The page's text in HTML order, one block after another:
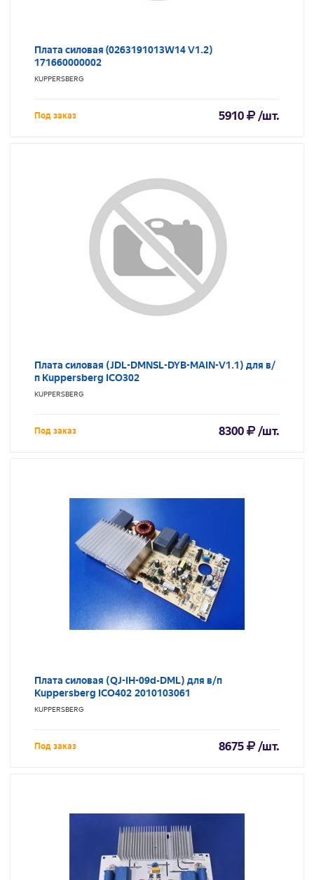
Плата силовая (0263191013W14 V1.2)
171660000002
KUPPERSBERG
Под заказ 5910 /шт.
Плата силовая (JDL-DMNSL-DYB-MAIN-V1.1) для в/
п Kuppersberg ICO302
KUPPERSBERG
Под заказ 8300 /шт.
Плата силовая (QJ-IH-09d-DML) для в/п
Kuppersberg ICO402 2010103061
KUPPERSBERG
Под заказ 8675 /шт.